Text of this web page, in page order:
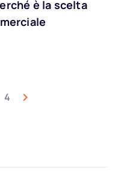
è la scelta
4